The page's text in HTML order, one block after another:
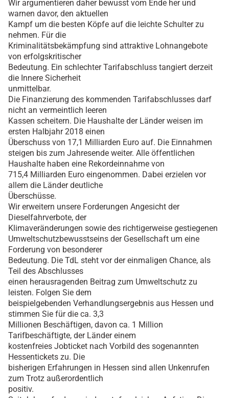
Wir argumentieren daher bewusst vom Ende her und
warnen davor, den aktuellen
Kampf um die besten Köpfe auf die leichte Schulter zu
nehmen. Für die
Kriminalitätsbekämpfung sind attraktive Lohnangebote
von erfolgskritischer
Bedeutung. Ein schlechter Tarifabschluss tangiert derzeit
die Innere Sicherheit
unmittelbar.
Die Finanzierung des kommenden Tarifabschlusses darf
nicht an vermeintlich leeren
Kassen scheitern. Die Haushalte der Länder weisen im
ersten Halbjahr 2018 einen
Überschuss von 17,1 Milliarden Euro auf. Die Einnahmen
steigen bis zum Jahresende weiter. Alle öffentlichen
Haushalte haben eine Rekordeinnahme von
715,4 Milliarden Euro eingenommen. Dabei erzielen vor
allem die Länder deutliche
Überschüsse.
Wir erweitern unsere Forderungen Angesicht der
Dieselfahrverbote, der
Klimaveränderungen sowie des richtigerweise gestiegenen
Umweltschutzbewusstseins der Gesellschaft um eine
Forderung von besonderer
Bedeutung. Die TdL steht vor der einmaligen Chance, als
Teil des Abschlusses
einen herausragenden Beitrag zum Umweltschutz zu
leisten. Folgen Sie dem
beispielgebenden Verhandlungsergebnis aus Hessen und
stimmen Sie für die ca. 3,3
Millionen Beschäftigen, davon ca. 1 Million
Tarifbeschäftigte, der Länder einem
kostenfreies Jobticket nach Vorbild des sogenannten
Hessentickets zu. Die
bisherigen Erfahrungen in Hessen sind allen Unkenrufen
zum Trotz außerordentlich
positiv.